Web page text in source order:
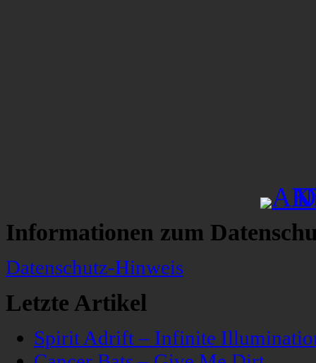
Informationen zum
Datenschutz-Hinweis
Letzte Artikel
Spirit Adrift – Infinite